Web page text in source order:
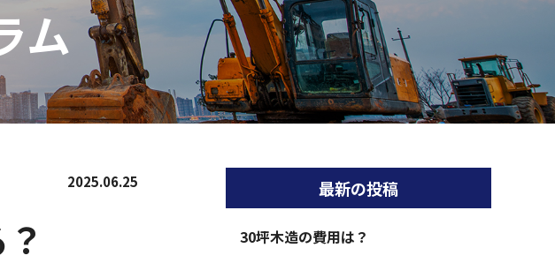
ム
2025.06.25 最新の投稿
30坪木造の費用は？